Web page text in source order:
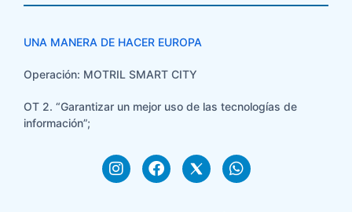
UNA MANERA DE HACER EUROPA
Operación: MOTRIL SMART CITY
OT 2. “Garantizar un mejor uso de las tecnologías de
información”;